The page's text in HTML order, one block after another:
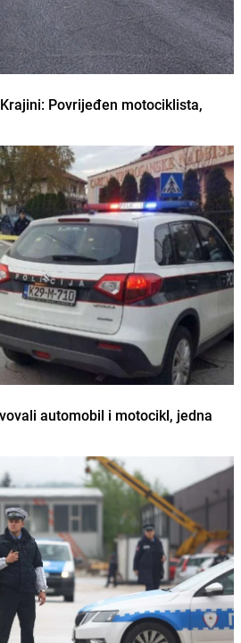
Povrijeđen motociklista,
automobil i motocikl, jedna